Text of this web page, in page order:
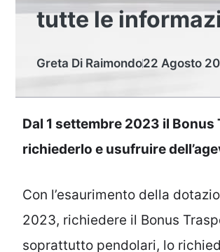
tutte le
Greta Di Raimondo22 Agosto
Dal 1 settembre 2023 il
richiederlo e usufruire
Con l’esaurimento della
2023, richiedere il Bonus
soprattutto pendolari, lo